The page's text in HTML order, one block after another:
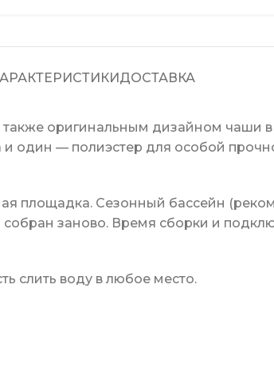
ДОСТАВКА
оригинальным дизайном чаши
один — полиэстер для особой
площадка. Сезонный бассейн
заново. Время сборки и
слить воду в любое место.